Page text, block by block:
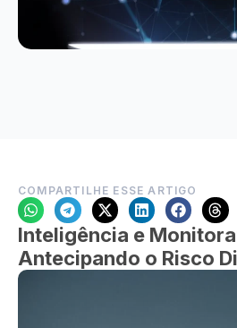
COMPARTILHE ESSE ARTIGO
Inteligência e
Antecipando o Risco